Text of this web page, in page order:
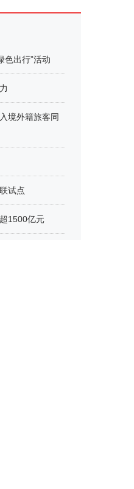
色出行”活动
境外籍旅客同
试点
1500亿元